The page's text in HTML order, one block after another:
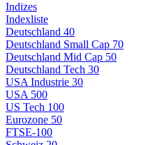
Indizes
Indexliste
Deutschland 40
Deutschland Small Cap 70
Deutschland Mid Cap 50
Deutschland Tech 30
USA Industrie 30
USA 500
US Tech 100
Eurozone 50
FTSE-100